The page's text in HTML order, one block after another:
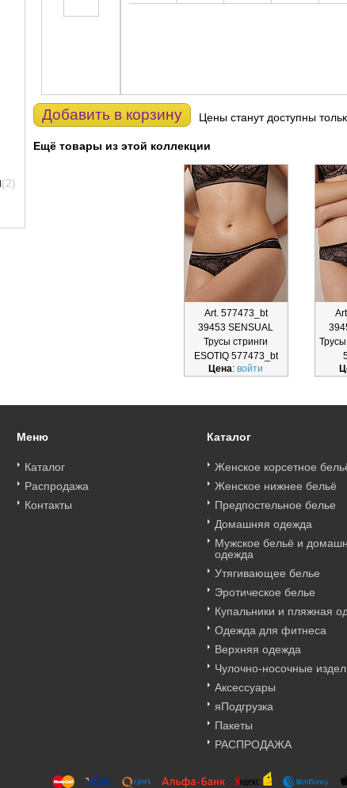
(2)
Добавить в корзину Цены станут доступны
Ещё товары из этой коллекции
Art. 577473_bt
39453 SENSUAL
Трусы стринги
ESOTIQ 577473_bt
Цена: войти
Меню
Каталог
Распродажа
Контакты
Каталог
Женское корсетное
Женское нижнее бельё
Предпостельное белье
Домашняя одежда
Мужское бельё и
одежда
Утягивающее белье
Эротическое белье
Купальники и пляжная
Одежда для фитнеса
Верхняя одежда
Чулочно-носочные
Аксессуары
яПодгрузка
Пакеты
РАСПРОДАЖА